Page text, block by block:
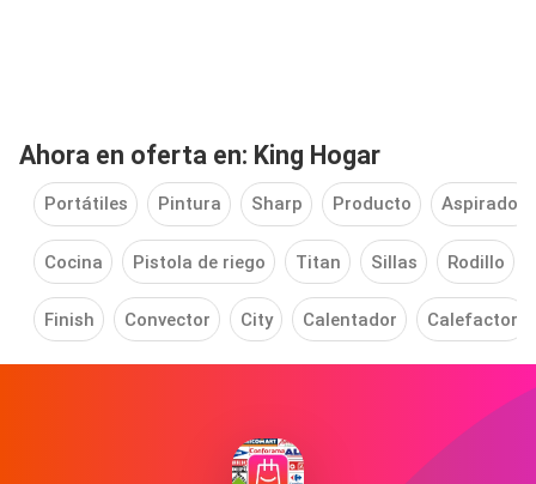
Ahora en oferta en: King Hogar
Portátiles Pintura Sharp Producto Aspirador
Cocina Pistola de riego Titan Sillas Rodillo
Finish Convector City Calentador Calefactor